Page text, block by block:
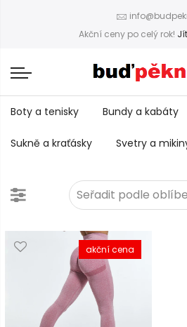
Akční ceny po celý rok!
Boty a tenisky Bundy a kabáty
Sukně a kraťásky Svetry a